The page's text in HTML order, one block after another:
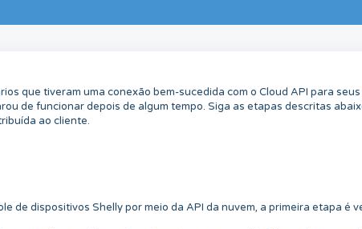
que tiveram uma conexão bem-sucedida com o Cloud API para seus
de funcionar depois de algum tempo. Siga as etapas descritas
ao cliente.
de dispositivos Shelly por meio da API da nuvem, a primeira etapa é